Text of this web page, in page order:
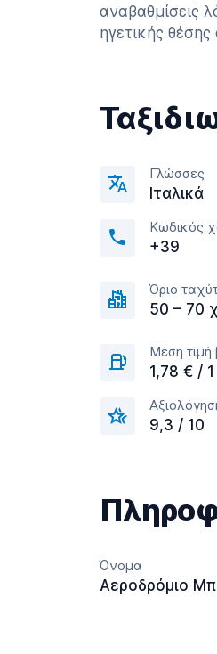
αναβαθμίσεις
ηγετικής
Γλώσσες
Ιταλικά
Κωδικός
+39
Όριο
50 – 70
Μέση τιμή
1,78 € /
9,3 / 10
Όνομα
Αεροδρόμιο